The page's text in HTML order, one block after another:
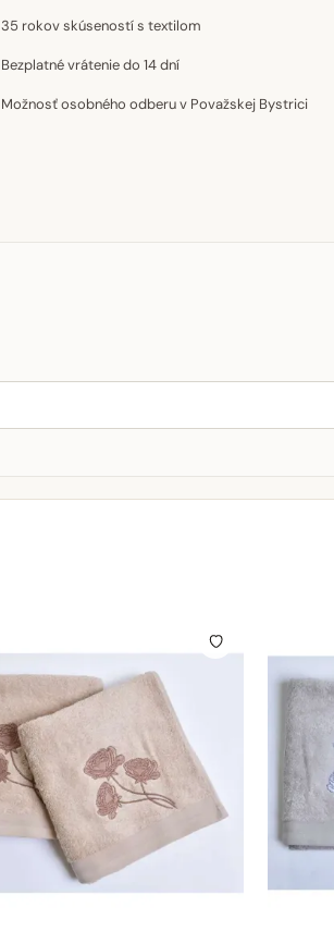
35 rokov skúseností s textilom
Bezplatné vrátenie do 14 dní
Možnosť osobného odberu v Považskej Bystrici